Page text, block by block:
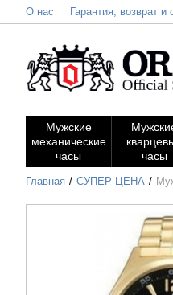
О нас Гарантия, возврат и
Мужские
механические
часы
часы
Главная СУПЕР ЦЕНА